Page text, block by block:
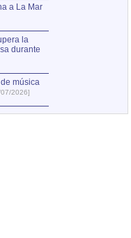
a La Mar
la
durante
música
2026]